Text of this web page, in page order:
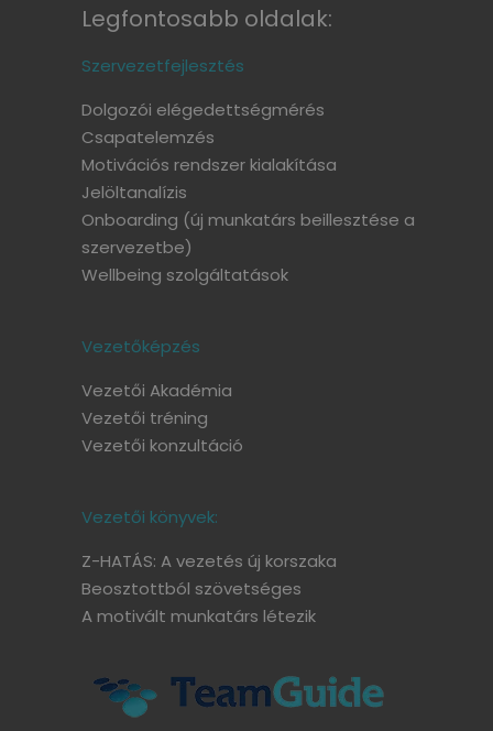
Legfontosabb oldalak:
Szervezetfejlesztés
Dolgozói elégedettségmérés
Csapatelemzés
Motivációs rendszer kialakítása
Jelöltanalízis
Onboarding (új munkatárs beillesztése a
szervezetbe)
Wellbeing szolgáltatások
Vezetőképzés
Vezetői Akadémia
Vezetői tréning
Vezetői konzultáció
Vezetői könyvek:
Z-HATÁS: A vezetés új korszaka
Beosztottból szövetséges
A motivált munkatárs létezik